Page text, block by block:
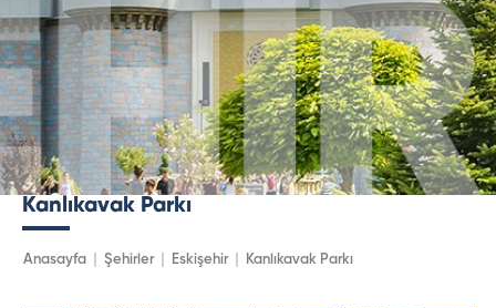
Kanlıkavak Parkı
Anasayfa Şehirler Eskişehir Kanlıkavak Parkı